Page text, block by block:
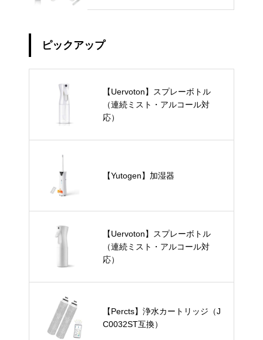
ピックアップ
【Uervoton】スプレーボトル
（連続ミスト・アルコール対
応）
【Yutogen】加湿器
【Uervoton】スプレーボトル
（連続ミスト・アルコール対
応）
【Percts】浄水カートリッジ（J
C0032ST互換）